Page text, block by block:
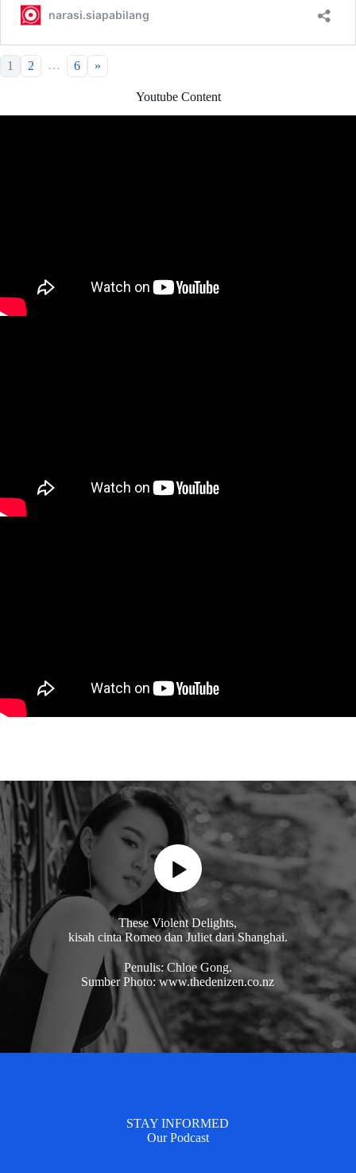
1 2 … 6 »
Youtube Content
These Violent Delights,
kisah cinta Romeo dan Juliet dari Shanghai.
Penulis: Chloe Gong.
Sumber Photo: www.thedenizen.co.nz
STAY INFORMED
Our Podcast